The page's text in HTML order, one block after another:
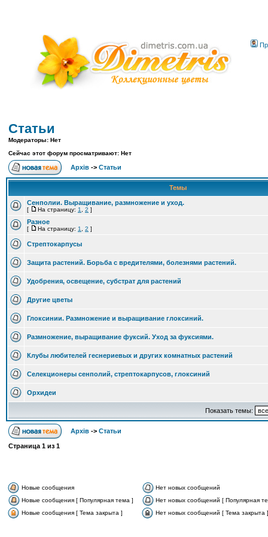
Статьи
Модераторы: Нет
Сейчас этот форум просматривают: Нет
Архів -> Статьи
Темы
Сенполии. Выращивание, размножение и уход.
[ На страницу: 1 2 ]
Разное
[ На страницу: 1 2 ]
Стрептокарпусы
Защита растений. Борьба с вредителями, болезнями растений.
Удобрения, освещение, субстрат для растений
Другие цветы
Глоксинии. Размножение и выращивание глоксиний.
Размножение, выращивание фуксий. Уход за фуксиями.
Клубы любителей геснериевых и других комнатных растений
Селекционеры сенполий, стрептокарпусов, глоксиний
Орхидеи
Показать темы:
Архів -> Статьи
Страница 1 из 1
Новые сообщения
Нет новых сообщений
Новые сообщения [ Популярная тема ]
Нет новых сообщений [ Популярная
Новые сообщения [ Тема закрыта ]
Нет новых сообщений [ Тема закрыта ]